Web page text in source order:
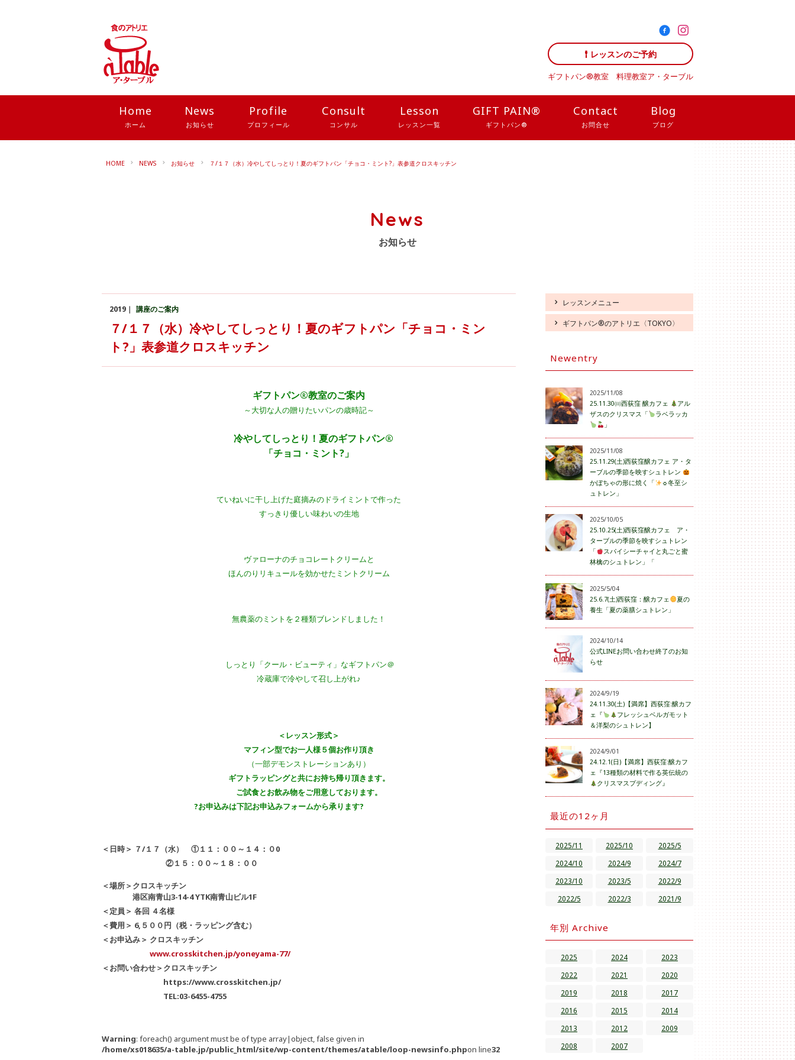
レッスンのご予約
ギフトパン®教室 料理教室ア・ターブル
Home
ホーム
News
お知らせ
Profile
プロフィール
Consult
コンサル
Lesson
レッスン一覧
GIFT PAIN®
ギフトパン®
Contact
お問合せ
Blog
ブログ
HOME NEWS お知らせ ７/１７（水）冷やしてしっとり！夏のギフトパン「チョコ・ミント?」表参道クロスキッチン
News
お知らせ
2019｜ 講座のご案内
７/１７（水）冷やしてしっとり！夏のギフトパン「チョコ・ミン
ト?」表参道クロスキッチン
ギフトパン®教室のご案内
～大切な人の贈りたいパンの歳時記～
冷やしてしっとり！夏のギフトパン®
「チョコ・ミント?」
ていねいに干し上げた庭摘みのドライミントで作った
すっきり優しい味わいの生地
ヴァローナのチョコレートクリームと
ほんのりリキュールを効かせたミントクリーム
無農薬のミントを２種類ブレンドしました！
しっとり「クール・ビューティ」なギフトパン＠
冷蔵庫で冷やして召し上がれ♪
＜レッスン形式＞
マフィン型でお一人様５個お作り頂き
（一部デモンストレーションあり）
ギフトラッピングと共にお持ち帰り頂きます。
ご試食とお飲み物をご用意しております。
?お申込みは下記お申込みフォームから承ります?
＜日時＞ ７/１７
（水） ①１１：００～１４：０0
②１５：００～１８：００
＜場所＞クロスキッチン
港区南青山3-14-4 YTK南青山ビル1F
＜定員＞ 各回 ４名様
＜費用＞ 6,５００円（税・ラッピング含む）
＜お申込み＞ クロスキッチン
www.crosskitchen.jp/yoneyama-77/
＜お問い合わせ＞クロスキッチン
https://www.crosskitchen.jp/
TEL:03-6455-4755
Warning: foreach() argument must be of type array|object, false given in
/home/xs018635/a-table.jp/public_html/site/wp-content/themes/atable/loop-newsinfo.phpon line32
レッスンメニュー
ギフトパン®のアトリエ〈TOKYO〉
Newentry
2025/11/08
25.11.30㈰西荻窪 醸カフェ
アル
ザスのクリスマス「
ラベラッカ
」
2025/11/08
25.11.29(土)西荻窪醸カフェ ア・タ
ーブルの季節を映すシュトレン
かぼちゃの形に焼く「
☼冬至シ
ュトレン」
2025/10/05
25.10.25(土)西荻窪醸カフェ ア・
ターブルの季節を映すシュトレン
「
スパイシーチャイと丸ごと蜜
林檎のシュトレン」「
2025/5/04
25.6.7(土)西荻窪：醸カフェ
夏の
養生「夏の薬膳シュトレン」
2024/10/14
公式LINEお問い合わせ終了のお知
らせ
2024/9/19
24.11.30(土)【満席】西荻窪:醸カフ
ェ『
フレッシュベルガモット
＆洋梨のシュトレン】
2024/9/01
24.12.1(日)【満席】西荻窪:醸カフ
ェ『13種類の材料で作る英伝統の
クリスマスプディング』
最近の12ヶ月
2025/11 2025/10
2025/5
2024/10
2024/9
2024/7
2023/10
2023/5
2022/9
2022/5
2022/3 2021/9
年別 Archive
2025 2024
2023
2022
2021
2020
2019
2018
2017
2016
2015
2014
2013
2012
2009
2008
2007